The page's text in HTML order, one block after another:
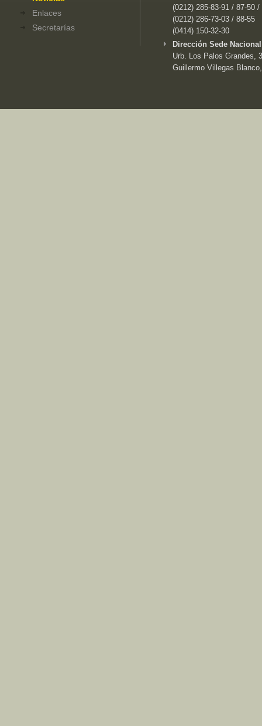
Enlaces
Secretarías
(0212) 285-83-91 / 87-50 /
(0212) 286-73-03 / 88-55
(0414) 150-32-30
Dirección Sede
Urb. Los Palos Grandes,
Guillermo Villegas